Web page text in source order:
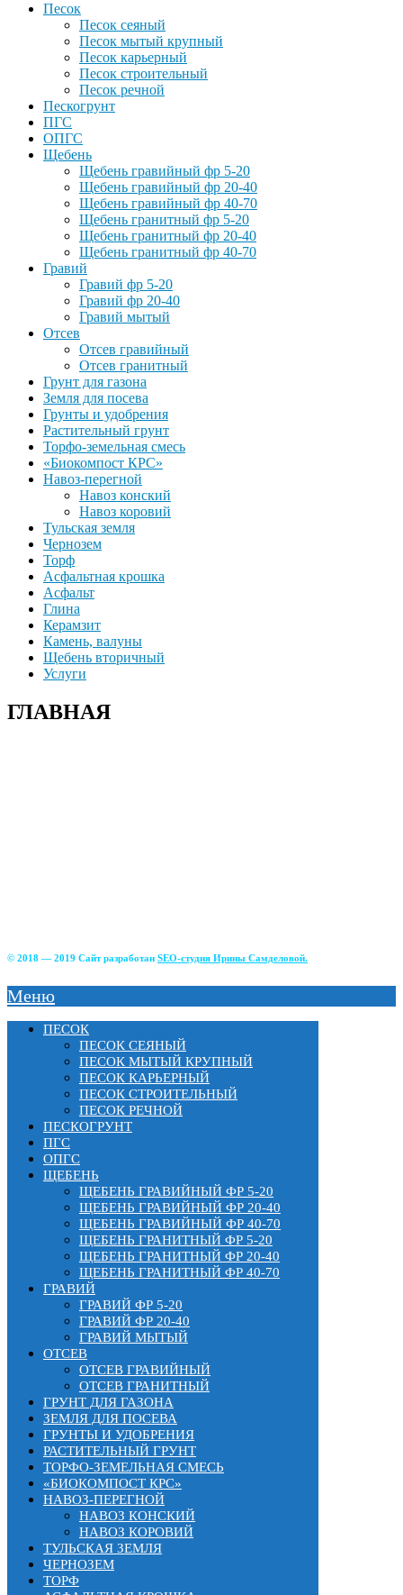
Песок
Песок сеяный
Песок мытый крупный
Песок карьерный
Песок строительный
Песок речной
Пескогрунт
ПГС
ОПГС
Щебень
Щебень гравийный фр 5-20
Щебень гравийный фр 20-40
Щебень гравийный фр 40-70
Щебень гранитный фр 5-20
Щебень гранитный фр 20-40
Щебень гранитный фр 40-70
Гравий
Гравий фр 5-20
Гравий фр 20-40
Гравий мытый
Отсев
Отсев гравийный
Отсев гранитный
Грунт для газона
Земля для посева
Грунты и удобрения
Растительный грунт
Торфо-земельная смесь
«Биокомпост КРС»
Навоз-перегной
Навоз конский
Навоз коровий
Тульская земля
Чернозем
Торф
Асфальтная крошка
Асфальт
Глина
Керамзит
Камень, валуны
Щебень вторичный
Услуги
ГЛАВНАЯ
© 2018 — 2019 Сайт разработан SEO-студия Ирины Самделовой.
Меню
ПЕСОК
ПЕСОК СЕЯНЫЙ
ПЕСОК МЫТЫЙ КРУПНЫЙ
ПЕСОК КАРЬЕРНЫЙ
ПЕСОК СТРОИТЕЛЬНЫЙ
ПЕСОК РЕЧНОЙ
ПЕСКОГРУНТ
ПГС
ОПГС
ЩЕБЕНЬ
ЩЕБЕНЬ ГРАВИЙНЫЙ ФР 5-20
ЩЕБЕНЬ ГРАВИЙНЫЙ ФР 20-40
ЩЕБЕНЬ ГРАВИЙНЫЙ ФР 40-70
ЩЕБЕНЬ ГРАНИТНЫЙ ФР 5-20
ЩЕБЕНЬ ГРАНИТНЫЙ ФР 20-40
ЩЕБЕНЬ ГРАНИТНЫЙ ФР 40-70
ГРАВИЙ
ГРАВИЙ ФР 5-20
ГРАВИЙ ФР 20-40
ГРАВИЙ МЫТЫЙ
ОТСЕВ
ОТСЕВ ГРАВИЙНЫЙ
ОТСЕВ ГРАНИТНЫЙ
ГРУНТ ДЛЯ ГАЗОНА
ЗЕМЛЯ ДЛЯ ПОСЕВА
ГРУНТЫ И УДОБРЕНИЯ
РАСТИТЕЛЬНЫЙ ГРУНТ
ТОРФО-ЗЕМЕЛЬНАЯ СМЕСЬ
«БИОКОМПОСТ КРС»
НАВОЗ-ПЕРЕГНОЙ
НАВОЗ КОНСКИЙ
НАВОЗ КОРОВИЙ
ТУЛЬСКАЯ ЗЕМЛЯ
ЧЕРНОЗЕМ
ТОРФ